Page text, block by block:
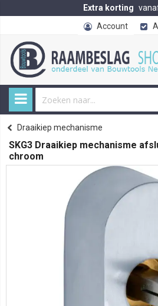
Extra korting
Account
Home
Draaikiep mechanisme
SKG3 Draaikiep mechanisme
chroom